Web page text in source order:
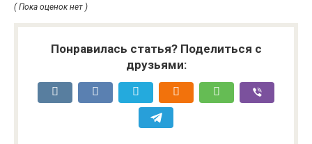
( Пока оценок нет )
Понравилась статья? Поделиться с
друзьями: